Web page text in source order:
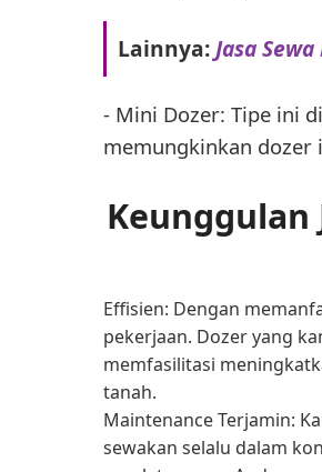
Lainnya:Jasa
- Mini Dozer: Tipe ini
memungkinkan dozer
Keunggulan
Effisien: Dengan
pekerjaan. Dozer yang
memfasilitasi
tanah.
Maintenance Terjamin:
sewakan selalu dalam